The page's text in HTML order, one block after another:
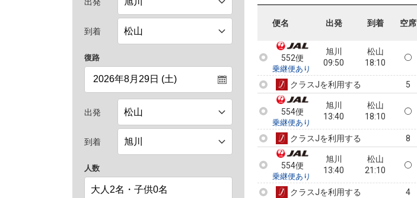
到着
復路
出発
到着
人数
便名 出発 到着 空席
552便
09:50
16:55
552便
乗継便あり
旭川
09:50
松山
18:10
クラスJを利用する 5
554便
乗継便あり
旭川
13:40
松山
18:10
クラスJを利用する 8
554便
乗継便あり
旭川
13:40
松山
21:10
クラスJを利用する 4